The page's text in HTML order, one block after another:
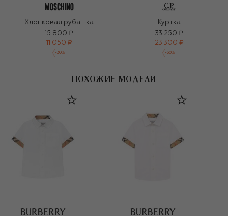
Хлопковая рубашка
15 800 ₽
11 050 ₽
-30%
Куртка
33 250 ₽
23 300 ₽
-30%
ПОХОЖИЕ МОДЕЛИ